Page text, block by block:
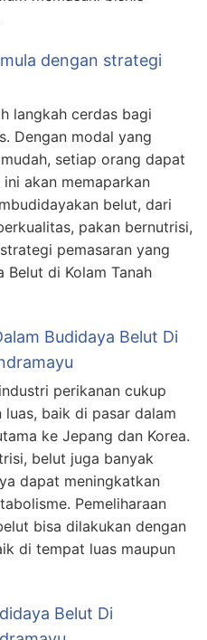
dengan strategi
langkah cerdas bagi
Dengan modal yang
setiap orang dapat
akan memaparkan
belut, dari
pakan bernutrisi,
pemasaran yang
Belut di Kolam Tanah
Budidaya Belut Di
perikanan cukup
baik di pasar dalam
ke Jepang dan Korea.
belut juga banyak
dapat meningkatkan
Pemeliharaan
bisa dilakukan dengan
di tempat luas maupun
Belut Di